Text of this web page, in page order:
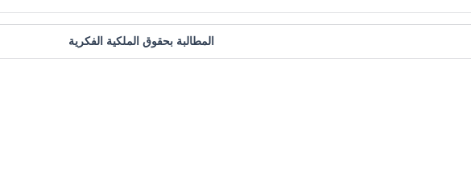
المطالبة بحقوق الملكية الفكرية